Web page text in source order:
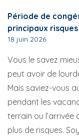
Période de
principaux risques
18 juin 2026
Vous le savez
peut avoir de
Mais saviez-vous
pendant les
terrain ou
plus de risques.